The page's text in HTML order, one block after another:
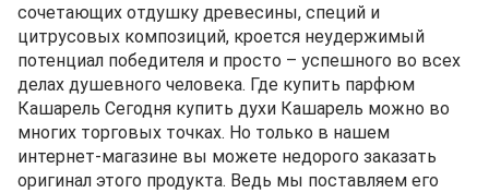
сочетающих отдушку древесины, специй и
цитрусовых композиций, кроется неудержимый
потенциал победителя и просто – успешного во всех
делах душевного человека. Где купить парфюм
Кашарель Сегодня купить духи Кашарель можно во
многих торговых точках. Но только в нашем
интернет-магазине вы можете недорого заказать
оригинал этого продукта. Ведь мы поставляем его